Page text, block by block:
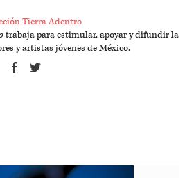
Tierra Adentro
trabaja para estimular, apoyar y difundir la
y artistas jóvenes de México.